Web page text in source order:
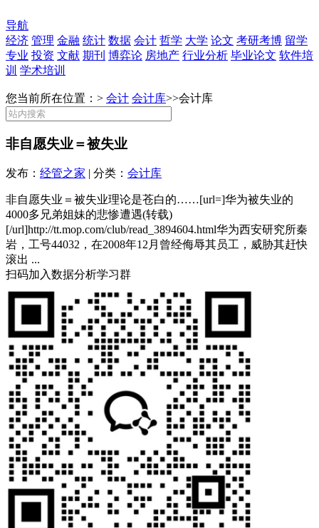
导航
经济 管理 金融 统计 数据 会计 哲学 大学 论文 考研考博 留学
专业 投资 文献 期刊 博弈论 房地产 行业分析 毕业论文 软件培
训 学术培训
您当前所在位置：> 会计 会计库>>会计库
非自愿失业＝被失业
发布： 经管之家 | 分类： 会计库
非自愿失业＝被失业理论是苍白的……[url=]华为被失业的
4000多兄弟姐妹的悲惨遭遇(转载)
[/url]http://tt.mop.com/club/read_3894604.html华为西安研究所秦
岩，工号44032，在2008年12月曾经侮辱其员工，威胁其赶快
滚出 ...
扫码加入数据分析学习群